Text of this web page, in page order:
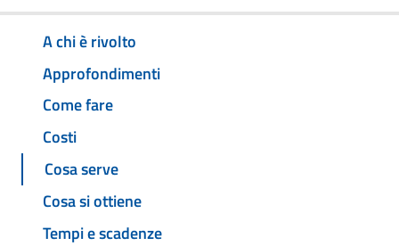
A chi è rivolto
Approfondimenti
Come fare
Costi
Cosa serve
Cosa si ottiene
Tempi e scadenze